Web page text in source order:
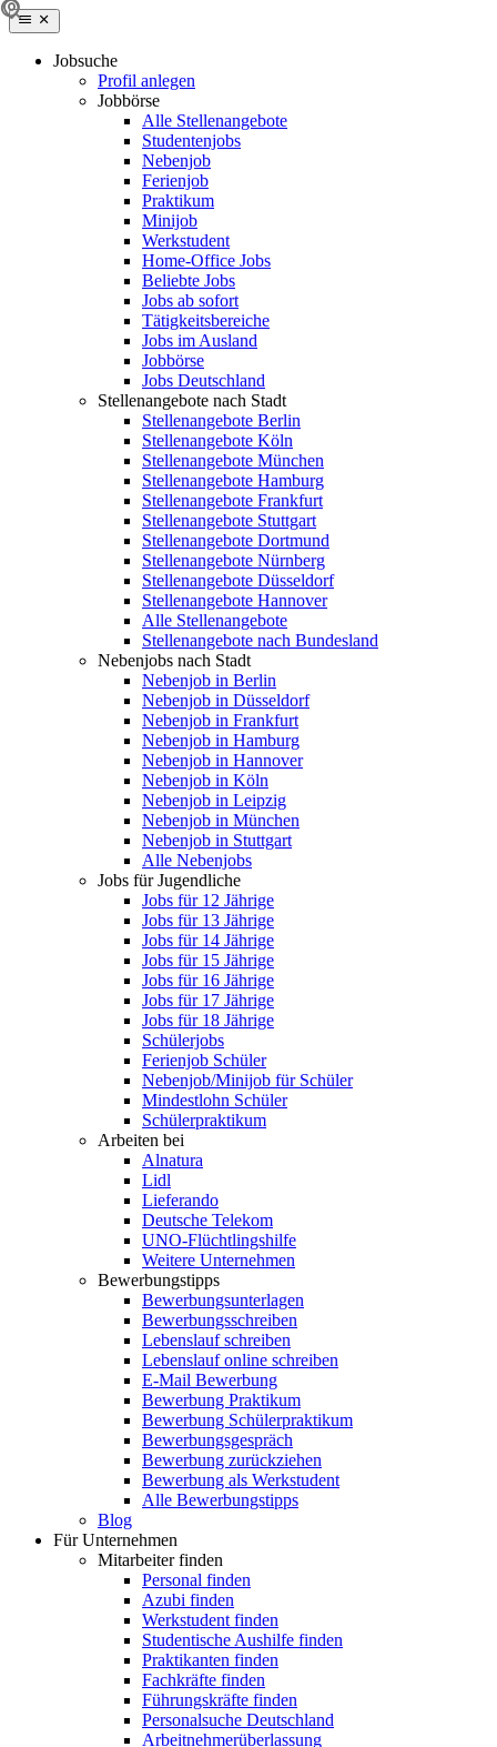
Jobsuche
Profil anlegen
Jobbörse
Alle Stellenangebote
Studentenjobs
Nebenjob
Ferienjob
Praktikum
Minijob
Werkstudent
Home-Office Jobs
Beliebte Jobs
Jobs ab sofort
Tätigkeitsbereiche
Jobs im Ausland
Jobbörse
Jobs Deutschland
Stellenangebote nach Stadt
Stellenangebote Berlin
Stellenangebote Köln
Stellenangebote München
Stellenangebote Hamburg
Stellenangebote Frankfurt
Stellenangebote Stuttgart
Stellenangebote Dortmund
Stellenangebote Nürnberg
Stellenangebote Düsseldorf
Stellenangebote Hannover
Alle Stellenangebote
Stellenangebote nach Bundesland
Nebenjobs nach Stadt
Nebenjob in Berlin
Nebenjob in Düsseldorf
Nebenjob in Frankfurt
Nebenjob in Hamburg
Nebenjob in Hannover
Nebenjob in Köln
Nebenjob in Leipzig
Nebenjob in München
Nebenjob in Stuttgart
Alle Nebenjobs
Jobs für Jugendliche
Jobs für 12 Jährige
Jobs für 13 Jährige
Jobs für 14 Jährige
Jobs für 15 Jährige
Jobs für 16 Jährige
Jobs für 17 Jährige
Jobs für 18 Jährige
Schülerjobs
Ferienjob Schüler
Nebenjob/Minijob für Schüler
Mindestlohn Schüler
Schülerpraktikum
Arbeiten bei
Alnatura
Lidl
Lieferando
Deutsche Telekom
UNO-Flüchtlingshilfe
Weitere Unternehmen
Bewerbungstipps
Bewerbungsunterlagen
Bewerbungsschreiben
Lebenslauf schreiben
Lebenslauf online schreiben
E-Mail Bewerbung
Bewerbung Praktikum
Bewerbung Schülerpraktikum
Bewerbungsgespräch
Bewerbung zurückziehen
Bewerbung als Werkstudent
Alle Bewerbungstipps
Blog
Für Unternehmen
Mitarbeiter finden
Personal finden
Azubi finden
Werkstudent finden
Studentische Aushilfe finden
Praktikanten finden
Fachkräfte finden
Führungskräfte finden
Personalsuche Deutschland
Arbeitnehmerüberlassung